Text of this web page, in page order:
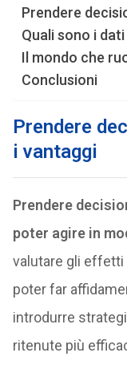
Prendere
Quali sono i
Il mondo che
Conclusioni
Prendere
i vantaggi
Prendere
poter agire in
valutare gli effetti
poter far
introdurre
ritenute più